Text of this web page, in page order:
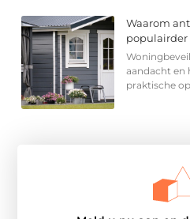
Waarom
populairder
aandacht en
praktische